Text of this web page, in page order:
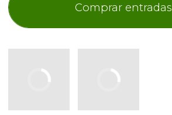
Comprar entradas